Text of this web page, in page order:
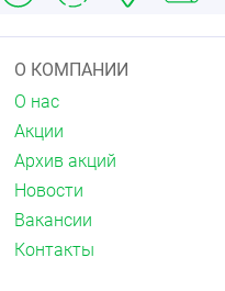
О КОМПАНИИ
О нас
Акции
Архив акций
Новости
Вакансии
Контакты